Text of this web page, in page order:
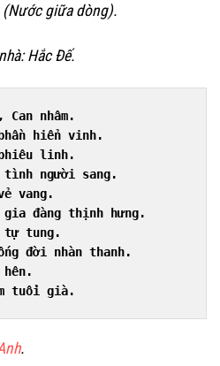
(Nước giữa dòng).
Hắc Đế.
Can nhâm.
hiển vinh.
linh.
tình người sang.
vang.
gia đàng thịnh hưng.
tự tung.
đời nhàn thanh.
hên.
tuổi già.
.